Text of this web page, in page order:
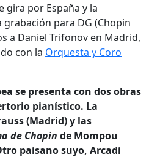
gira por España y la
para DG (Chopin
a Daniel Trifonov en Madrid,
con la Orquesta y Coro
se presenta con dos obras
pianístico. La
(Madrid) y las
de Chopin de Mompou
paisano suyo, Arcadi